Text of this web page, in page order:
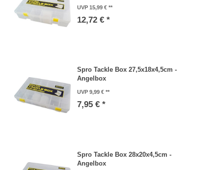
UVP 15,99 €
12,72 € *
Spro Tackle Box 27,5x18x4,5cm -
Angelbox
UVP 9,99 €
7,95 € *
Spro Tackle Box 28x20x4,5cm -
Angelbox